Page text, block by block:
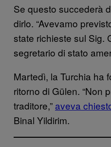
Se questo succederà
dirlo. “Avevamo
state richieste sul Sig.
segretario di stato
Martedì, la Turchia ha
ritorno di Gülen. “Non
traditore,” aveva
Binal Yildirim.